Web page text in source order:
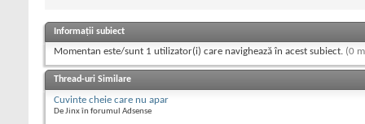
Informații subiect
Momentan este/sunt 1 utilizator(i) care navighează în acest subiect. (0
Thread-uri Similare
Cuvinte cheie care nu apar
De Jinx în forumul Adsense